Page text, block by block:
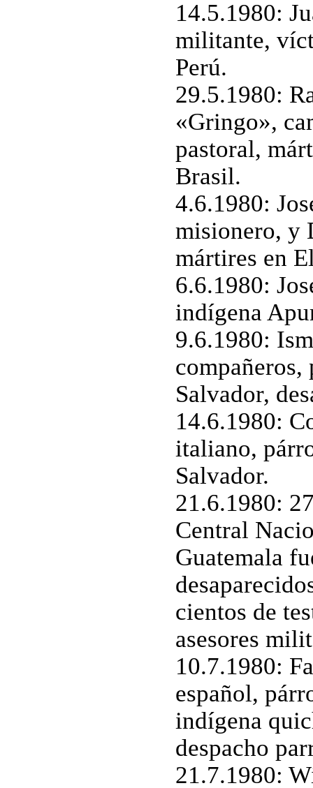
14.5.1980:
militante,
Perú.
29.5.1980:
«Gringo»,
pastoral,
Brasil.
4.6.1980:
misionero, y
mártires en
6.6.1980:
indígena
9.6.1980:
compañeros,
Salvador,
14.6.1980:
italiano,
Salvador.
21.6.1980:
Central
Guatemala
cientos de
asesores
10.7.1980:
español,
indígena
despacho
21.7.1980: